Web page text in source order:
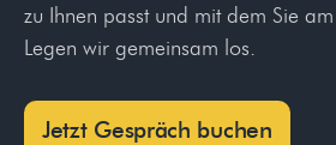
zu Ihnen passt und mit dem Sie
Legen wir gemeinsam los.
Jetzt Gespräch buchen